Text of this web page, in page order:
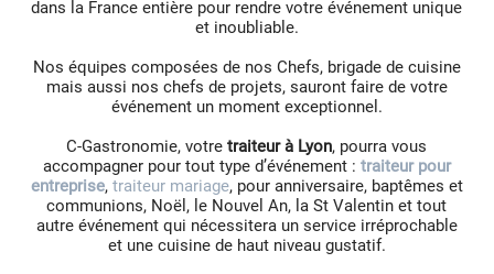
dans la France entière pour rendre votre événement unique
et inoubliable.
Nos équipes composées de nos Chefs, brigade de cuisine
mais aussi nos chefs de projets, sauront faire de votre
événement un moment exceptionnel.
C-Gastronomie, votretraiteur à Lyon, pourra vous
accompagner pour tout type d’événement : traiteur pour
entreprise, traiteur mariage, pour anniversaire, baptêmes et
communions, Noël, le Nouvel An, la St Valentin et tout
autre événement qui nécessitera un service irréprochable
et une cuisine de haut niveau gustatif.